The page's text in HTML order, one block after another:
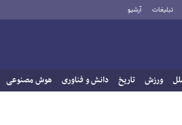
تبلیغات آرشیو
ورزش تاریخ دانش و فناوری هوش مصنوعی